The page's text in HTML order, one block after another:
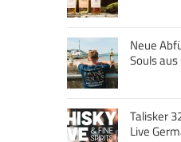
Neue
Souls
Talisker
Live